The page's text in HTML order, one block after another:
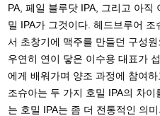
PA, 페일 블루닷 IPA, 그리고 아직
밀 IPA가 그것이다. 헤드브루어
서 초창기에 맥주를 만들던 구성
우연히 연이 닿은 이수용 대표가
에게 배워가며 양조 과정에 참여하
조슈아는 두 가지 호밀 IPA의 차
는 호밀 IPA는 좀 더 전통적인 의